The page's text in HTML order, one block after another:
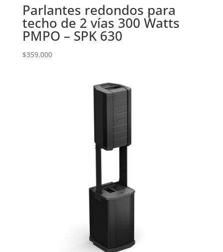
Parlantes redondos para
techo de 2 vías 300 Watts
PMPO – SPK 630
$359.000